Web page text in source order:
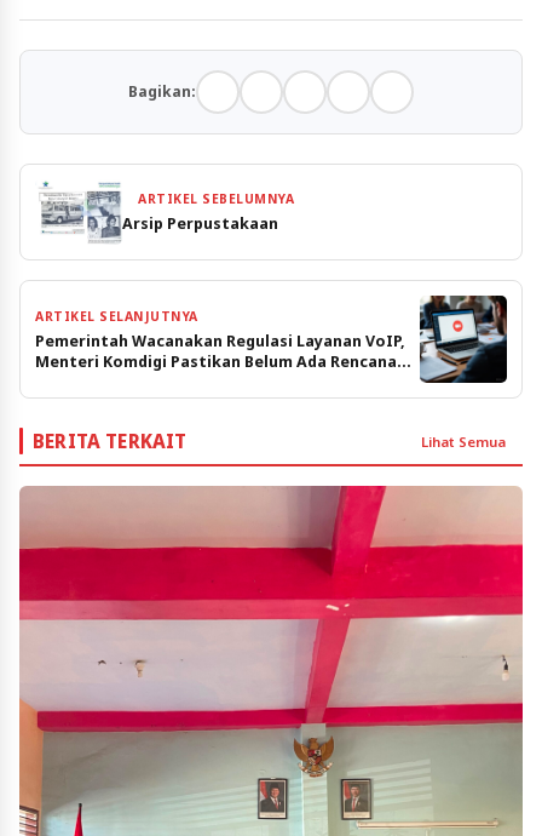
Bagikan:
ARTIKEL SEBELUMNYA
Arsip Perpustakaan
ARTIKEL SELANJUTNYA
Pemerintah Wacanakan Regulasi Layanan VoIP,
Menteri Komdigi Pastikan Belum Ada Rencana
BERITA TERKAIT Lihat Semua